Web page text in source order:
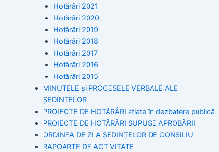
Hotărâri 2021
Hotărâri 2020
Hotărâri 2019
Hotărâri 2018
Hotărâri 2017
Hotărâri 2016
Hotărâri 2015
MINUTELE și PROCESELE VERBALE ALE
ȘEDINȚELOR
PROIECTE DE HOTĂRÂRI aflate în dezbatere publică
PROIECTE DE HOTĂRÂRI SUPUSE APROBĂRII
ORDINEA DE ZI A ȘEDINȚELOR DE CONSILIU
RAPOARTE DE ACTIVITATE